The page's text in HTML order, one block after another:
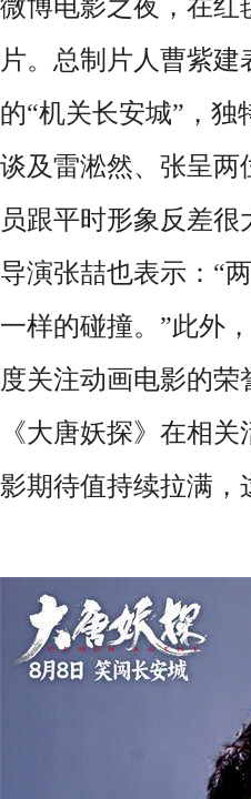
微博电影之夜，在红
片。总制片人曹紫
的“机关长安城”，
谈及雷淞然、张呈两
员跟平时形象反差
导演张喆也表示：“
一样的碰撞。”此外
度关注动画电影的
《大唐妖探》在相
影期待值持续拉满，